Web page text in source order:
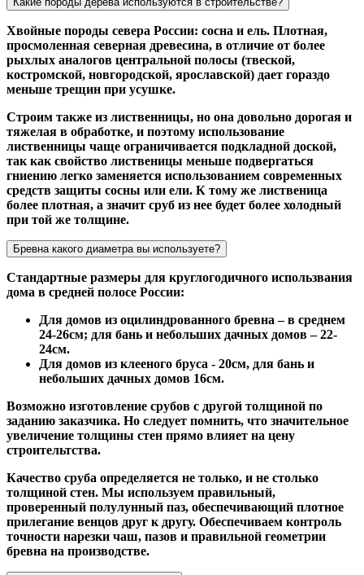
Хвойные породы севера России: сосна и ель. Плотная,
просмоленная северная древесина, в отличие от более
рыхлых аналогов центральной полосы (твеской,
костромской, новгородской, ярославской) дает гораздо
меньше трещин при усушке.
Строим также из лиственницы, но она довольно дорогая и
тяжелая в обработке, и поэтому использование
лиственницы чаще ограничивается подкладной доской,
так как свойство лиственицы меньше подвергаться
гниению легко заменяется использованием современных
средств защиты сосны или ели. К тому же лиственица
более плотная, а значит сруб из нее будет более холодный
при той же толщине.
Бревна какого диаметра вы используете?
Стандартные размеры для круглогодичного использвания
дома в средней полосе России:
Для домов из оцилиндрованного бревна – в среднем
24-26см; для бань и небольших дачных домов – 22-
24см.
Для домов из клееного бруса - 20см, для бань и
небольших дачных домов 16см.
Возможно изготовление срубов с другой толщиной по
заданию заказчика. Но следует помнить, что значительное
увеличение толщины стен прямо влияет на цену
строительтства.
Качество сруба определяется не только, и не столько
толщиной стен. Мы используем правильный,
проверенный полулунный паз, обеспечивающий плотное
прилегание венцов друг к другу. Обеспечиваем контроль
точности нарезки чаш, пазов и правильной геометрии
бревна на производстве.